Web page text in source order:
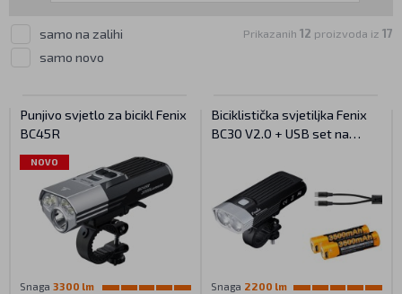
Prikazanih 12 proizvoda iz 17
samo na zalihi
samo novo
Punjivo svjetlo za bicikl Fenix
BC45R
NOVO
Snaga 3300 lm
Biciklistička svjetiljka Fenix
BC30 V2.0 + USB set na
Snaga 2200 lm